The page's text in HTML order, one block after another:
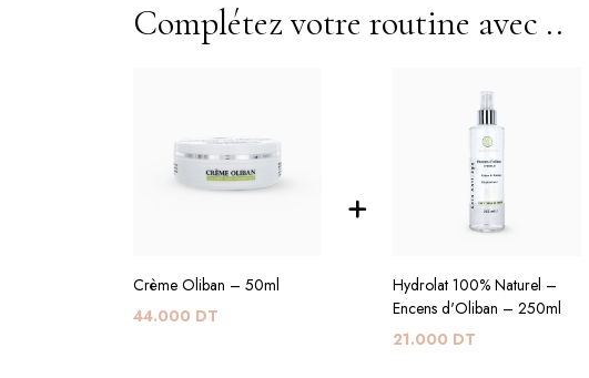
Complétez votre routine avec ..
Crème Oliban – 50ml
44.000 DT
Hydrolat 100% Naturel –
Encens d'Oliban – 250ml
21.000 DT